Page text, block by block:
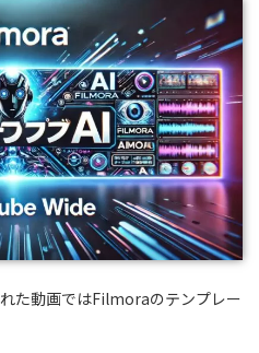
た動画ではFilmoraのテンプレー